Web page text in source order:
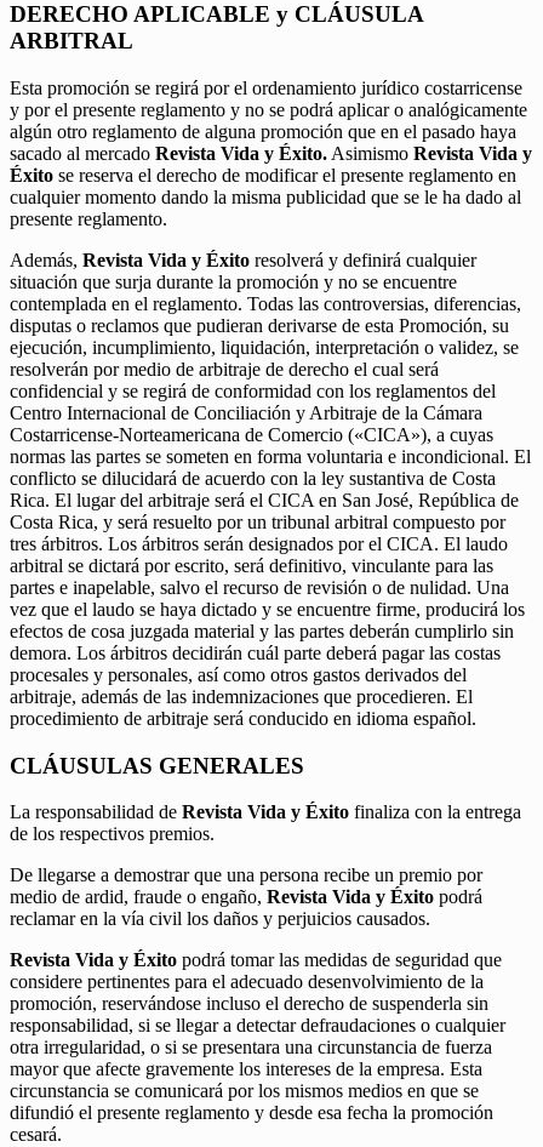
DERECHO APLICABLE y CLÁUSULA
ARBITRAL
Esta promoción se regirá por el ordenamiento jurídico costarricense
y por el presente reglamento y no se podrá aplicar o analógicamente
algún otro reglamento de alguna promoción que en el pasado haya
sacado al mercado Revista Vida y Éxito. Asimismo Revista Vida y
Éxito se reserva el derecho de modificar el presente reglamento en
cualquier momento dando la misma publicidad que se le ha dado al
presente reglamento.
Además, Revista Vida y Éxito resolverá y definirá cualquier
situación que surja durante la promoción y no se encuentre
contemplada en el reglamento. Todas las controversias, diferencias,
disputas o reclamos que pudieran derivarse de esta Promoción, su
ejecución, incumplimiento, liquidación, interpretación o validez, se
resolverán por medio de arbitraje de derecho el cual será
confidencial y se regirá de conformidad con los reglamentos del
Centro Internacional de Conciliación y Arbitraje de la Cámara
Costarricense-Norteamericana de Comercio («CICA»), a cuyas
normas las partes se someten en forma voluntaria e incondicional. El
conflicto se dilucidará de acuerdo con la ley sustantiva de Costa
Rica. El lugar del arbitraje será el CICA en San José, República de
Costa Rica, y será resuelto por un tribunal arbitral compuesto por
tres árbitros. Los árbitros serán designados por el CICA. El laudo
arbitral se dictará por escrito, será definitivo, vinculante para las
partes e inapelable, salvo el recurso de revisión o de nulidad. Una
vez que el laudo se haya dictado y se encuentre firme, producirá los
efectos de cosa juzgada material y las partes deberán cumplirlo sin
demora. Los árbitros decidirán cuál parte deberá pagar las costas
procesales y personales, así como otros gastos derivados del
arbitraje, además de las indemnizaciones que procedieren. El
procedimiento de arbitraje será conducido en idioma español.
CLÁUSULAS GENERALES
La responsabilidad de Revista Vida y Éxito finaliza con la entrega
de los respectivos premios.
De llegarse a demostrar que una persona recibe un premio por
medio de ardid, fraude o engaño, Revista Vida y Éxito podrá
reclamar en la vía civil los daños y perjuicios causados.
Revista Vida y Éxito podrá tomar las medidas de seguridad que
considere pertinentes para el adecuado desenvolvimiento de la
promoción, reservándose incluso el derecho de suspenderla sin
responsabilidad, si se llegar a detectar defraudaciones o cualquier
otra irregularidad, o si se presentara una circunstancia de fuerza
mayor que afecte gravemente los intereses de la empresa. Esta
circunstancia se comunicará por los mismos medios en que se
difundió el presente reglamento y desde esa fecha la promoción
cesará.